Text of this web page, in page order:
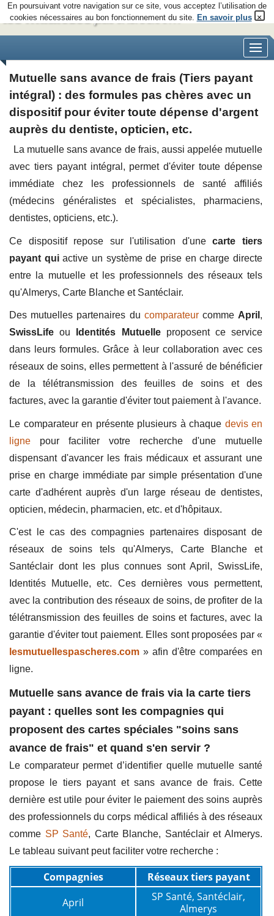
En poursuivant votre navigation sur ce site, vous acceptez l’utilisation de
cookies nécessaires au bon fonctionnement du site. En savoir plus ×
Mutuelle sans avance de frais (Tiers payant
intégral) : des formules pas chères avec un
dispositif pour éviter toute dépense d'argent
auprès du dentiste, opticien, etc.
La mutuelle sans avance de frais, aussi appelée mutuelle
avec tiers payant intégral, permet d'éviter toute dépense
immédiate chez les professionnels de santé affiliés
(médecins généralistes et spécialistes, pharmaciens,
dentistes, opticiens, etc.).
Ce dispositif repose sur l'utilisation d'unecarte tiers
payant quiactive un système de prise en charge directe
entre la mutuelle et les professionnels des réseaux tels
qu'Almerys, Carte Blanche et Santéclair.
Des mutuelles partenaires du comparateurcomme April ,
SwissLife ou Identités Mutuelleproposent ce service
dans leurs formules. Grâce à leur collaboration avec ces
réseaux de soins, elles permettent à l'assuré de bénéficier
de la télétransmission des feuilles de soins et des
factures, avec la garantie d'éviter tout paiement à l'avance.
Le comparateur en présente plusieurs à chaque devis en
ligne pour faciliter votre recherche d'une mutuelle
dispensant d'avancer les frais médicaux et assurant une
prise en charge immédiate par simple présentation d'une
carte d'adhérent auprès d'un large réseau de dentistes,
opticien, médecin, pharmacien, etc. et d'hôpitaux.
C'est le cas des compagnies partenaires disposant de
réseaux de soins tels qu'Almerys, Carte Blanche et
Santéclair dont les plus connues sont April, SwissLife,
Identités Mutuelle, etc. Ces dernières vous permettent,
avec la contribution des réseaux de soins, de profiter de la
télétransmission des feuilles de soins et factures, avec la
garantie d'éviter tout paiement. Elles sont proposées par «
lesmutuellespascheres.com » afin d'être comparées en
ligne.
Mutuelle sans avance de frais via la carte tiers
payant : quelles sont les compagnies qui
proposent des cartes spéciales "soins sans
avance de frais" et quand s'en servir ?
Le comparateur permet d’identifier quelle mutuelle santé
propose le tiers payant et sans avance de frais. Cette
dernière est utile pour éviter le paiement des soins auprès
des professionnels du corps médical affiliés à des réseaux
comme SP Santé, Carte Blanche, Santéclair et Almerys.
Le tableau suivant peut faciliter votre recherche :
Compagnies
Réseaux tiers payant
April
SP Santé, Santéclair,
Almerys